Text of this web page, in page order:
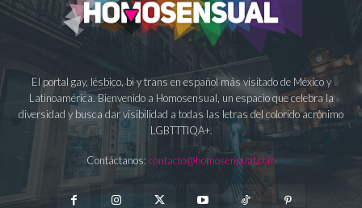
El portal gay, lésbico, bi y trans en español más visitado de México y
Latinoamérica. Bienvenido a Homosensual, un espacio que celebra la
diversidad y busca dar visibilidad a todas las letras del colorido acrónimo
LGBTTTIQA+.
Contáctanos: contacto@homosensual.com